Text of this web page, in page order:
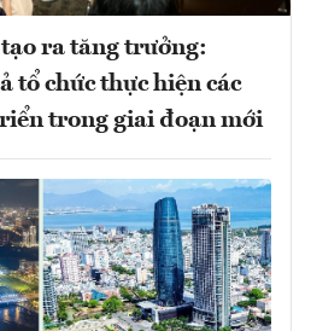
ra tăng trưởng:
tổ chức thực hiện các
trong giai đoạn mới